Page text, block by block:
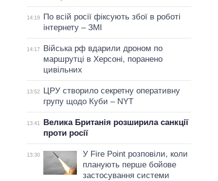
14:19
По всій росії фіксують збої в роботі
інтернету – ЗМІ
14:17
Війська рф вдарили дроном по
маршрутці в Херсоні, поранено
цивільних
13:52
ЦРУ створило секретну оперативну
групу щодо Куби – NYT
13:41
Велика Британія розширила санкції
проти росії
13:30
У Fire Point розповіли, коли
планують перше бойове
застосування системи